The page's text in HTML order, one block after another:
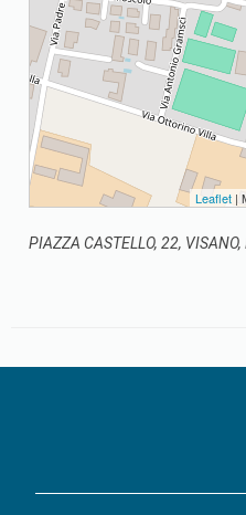
Leaflet |
PIAZZA CASTELLO, 22,